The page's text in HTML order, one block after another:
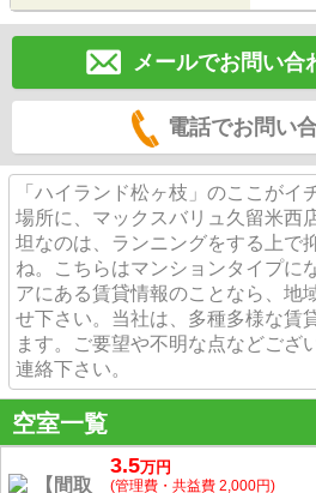
メールでお問い合
電話でお問い
「ハイランド松ヶ枝」のここがイ
場所に、マックスバリュ久留米西
坦なのは、ランニングをする上で
ね。こちらはマンションタイプに
アにある賃貸情報のことなら、地
せ下さい。当社は、多種多様な賃
ます。ご要望や不明な点などござ
連絡下さい。
空室一覧
3.5万円
(管理費・共益費 2,000円)